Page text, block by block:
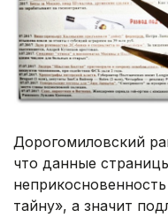
Дорогомиловский
что данные
тайну», а значит